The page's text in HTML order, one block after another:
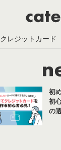
クレジットカード
初
初
の